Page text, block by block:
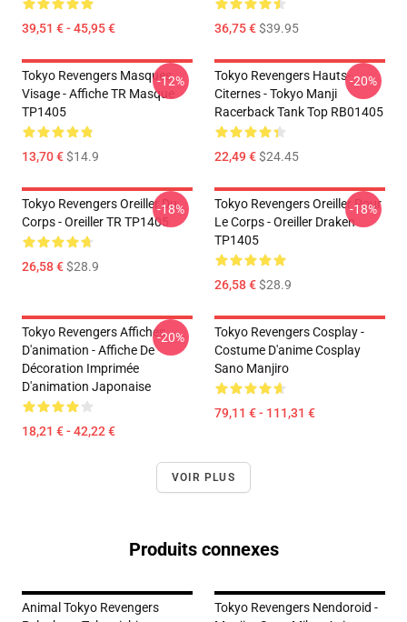
39,51 € - 45,95 € 36,75 €$39.95
Tokyo Revengers Masques
Visage - Affiche TR Masque
TP1405
13,70 €$14.9
-12%
Tokyo Revengers Hauts-
Citernes - Tokyo Manji
Racerback Tank Top RB01405
22,49 €$24.45
-20%
Tokyo Revengers Oreiller Du
Corps - Oreiller TR TP1405
26,58 €$28.9
-18%
Tokyo Revengers Oreiller Pour
Le Corps - Oreiller Draken
TP1405
26,58 €$28.9
-18%
Tokyo Revengers Affiches
D'animation - Affiche De
Décoration Imprimée
D'animation Japonaise
18,21 € - 42,22 €
-20%
Tokyo Revengers Cosplay -
Costume D'anime Cosplay
Sano Manjiro
79,11 € - 111,31 €
VOIR PLUS
Produits connexes
Animal Tokyo Revengers
Tokyo Revengers Nendoroid -